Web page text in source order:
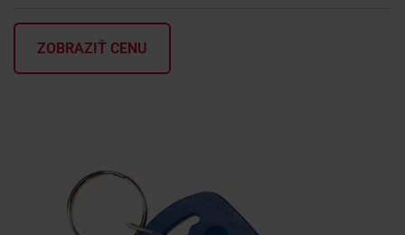
ZOBRAZIŤ CENU